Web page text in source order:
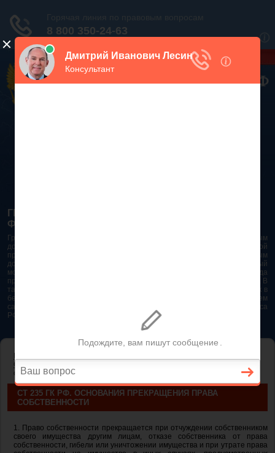
ГРАЖДАНСКИЙ КОДЕКС РОССИЙСКОЙ
ФЕДЕРАЦИИ 2026 - 2025
Гражданский Кодекс Российской Федерации является основным
документом правового поля в Российской Федерации. И именно по этой
причине в него часто вносят изменения. При работе с таким важным
документом необходимо убедиться в его актуальности на данный
момент. Разобраться во всех тонкостях и нюансах не всегда
представляется возможным. Особенно если это нужно сделать быстро. В
таком случае самым простым и эффективным решением будет звонок в
бесплатную юридическую консультацию. Телефон указан на нашем
сайте. На сайте опубликована последняя редакция Гражданского кодекса
РФ 2026 - 2025
СОБСТВЕННОСТИ
собственности
СТ 235 ГК РФ. ОСНОВАНИЯ ПРЕКРАЩЕНИЯ ПРАВА
СОБСТВЕННОСТИ
1. Право собственности прекращается при отчуждении собственником
своего имущества другим лицам, отказе собственника от права
собственности, гибели или уничтожении имущества и при утрате права